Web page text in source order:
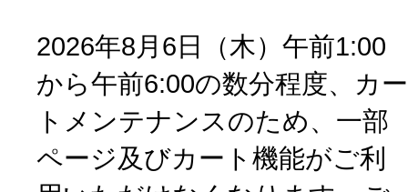
2026年8月6日（木）午前1:00
から午前6:00の数分程度、カー
トメンテナンスのため、一部
ページ及びカート機能がご利